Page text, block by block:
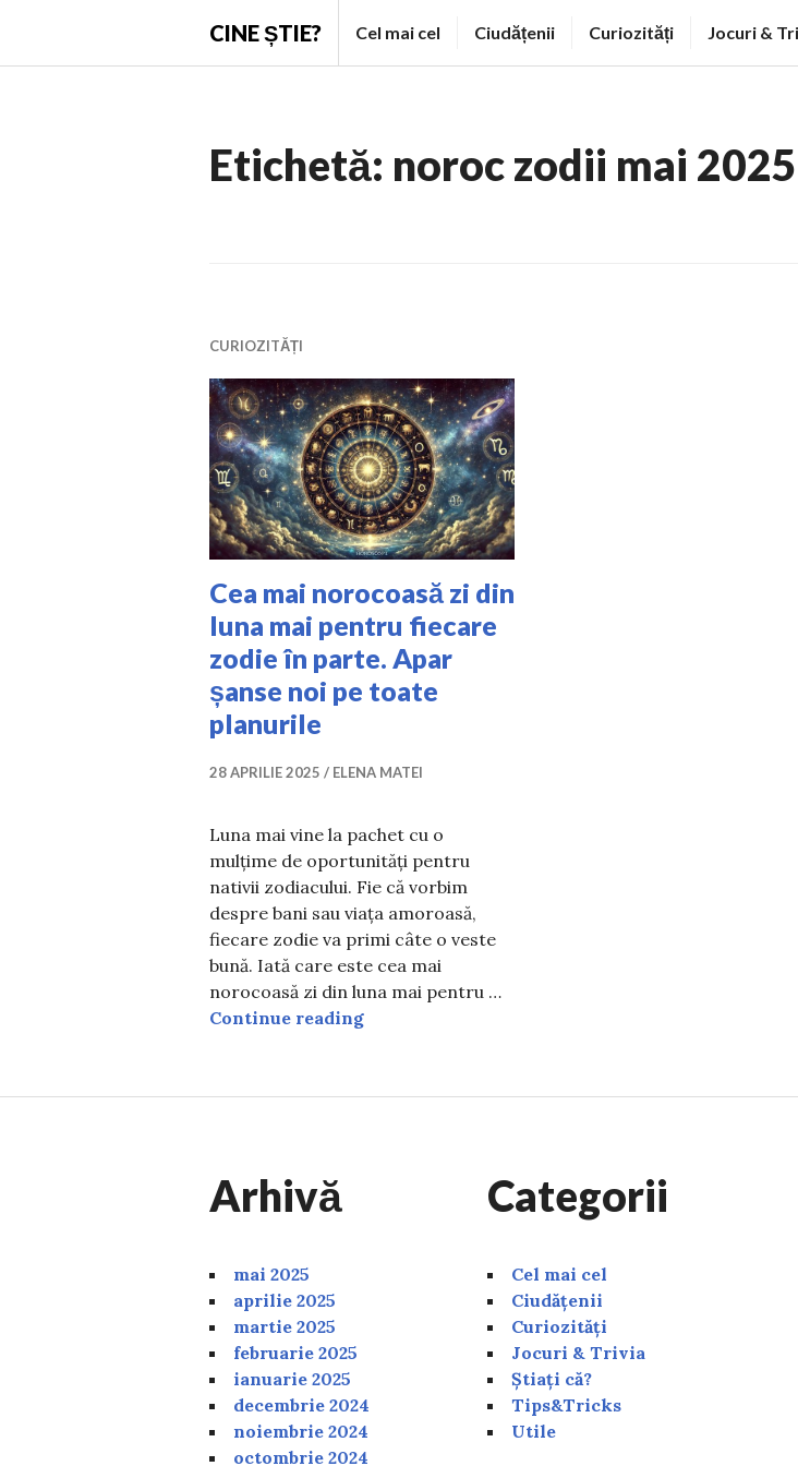
CINE ȘTIE? Cel mai cel Ciudățenii Curiozități Jocuri &
Etichetă: noroc zodii mai 2025
CURIOZITĂȚI
Cea mai norocoasă zi din
luna mai pentru fiecare
zodie în parte. Apar
șanse noi pe toate
planurile
28 APRILIE 2025 ELENA MATEI
Luna mai vine la pachet cu o
mulțime de oportunități pentru
nativii zodiacului. Fie că vorbim
despre bani sau viața amoroasă,
fiecare zodie va primi câte o veste
bună. Iată care este cea mai
norocoasă zi din luna mai pentru …
Continue readingCea mai norocoasă zi din luna mai pentru
Arhivă
mai 2025
aprilie 2025
martie 2025
februarie 2025
ianuarie 2025
decembrie 2024
noiembrie 2024
octombrie 2024
Categorii
Cel mai cel
Ciudățenii
Curiozități
Jocuri & Trivia
Știați că?
Tips&Tricks
Utile